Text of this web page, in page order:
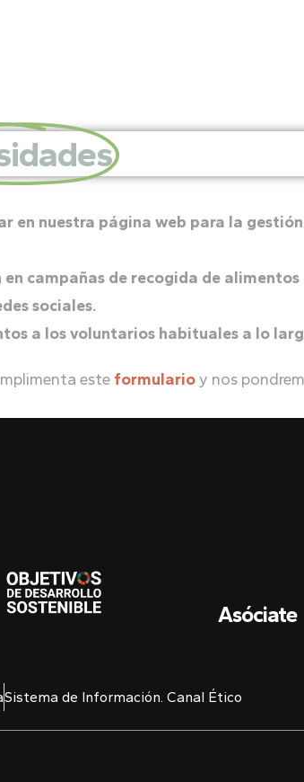
nuestra página web para la
campañas de recogida de alimentos
sociales.
a los voluntarios habituales a lo
este formularioy nos
Asóciate
Sistema de Información. Canal Ético